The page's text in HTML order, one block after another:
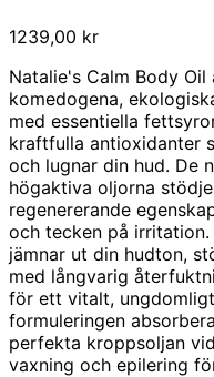
1239,00 kr
Natalie's Calm Body
komedogena,
med essentiella
kraftfulla antioxidanter
och lugnar din hud. De
högaktiva oljorna
regenererande
och tecken på
jämnar ut din hudton,
med långvarig
för ett vitalt,
formuleringen
perfekta kroppsoljan
vaxning och epilering